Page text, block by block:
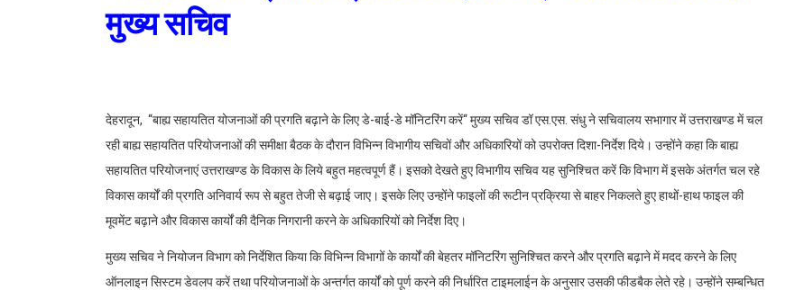
मुख्य सचिव
देहरादून, ‘‘बाह्य सहायतित योजनाओं की प्रगति बढ़ाने के लिए डे-बाई-डे मॉनिटरिंग करें‘‘ मुख्य सचिव डॉ एस.एस. संधु ने सचिवालय सभागार में उत्तराखण्ड में चल
रही बाह्य सहायतित परियोजनाओं की समीक्षा बैठक के दौरान विभिन्न विभागीय सचिवों और अधिकारियों को उपरोक्त दिशा-निर्देश दिये। उन्होंने कहा कि बाह्य
सहायतित परियोजनाएं उत्तराखण्ड के विकास के लिये बहुत महत्वपूर्ण हैं। इसको देखते हुए विभागीय सचिव यह सुनिश्चित करें कि विभाग में इसके अंतर्गत चल रहे
विकास कार्यों की प्रगति अनिवार्य रूप से बहुत तेजी से बढ़ाई जाए। इसके लिए उन्होंने फाइलों की रूटीन प्रक्रिया से बाहर निकलते हुए हाथों-हाथ फाइल की
मूवमेंट बढ़ाने और विकास कार्यों की दैनिक निगरानी करने के अधिकारियों को निर्देश दिए।
मुख्य सचिव ने नियोजन विभाग को निर्देशित किया कि विभिन्न विभागों के कार्यों की बेहतर मॉनिटरिंग सुनिश्चित करने और प्रगति बढ़ाने में मदद करने के लिए
ऑनलाइन सिस्टम डेवलप करें तथा परियोजनाओं के अन्तर्गत कार्यों को पूर्ण करने की निर्धारित टाइमलाईन के अनुसार उसकी फीडबैक लेते रहे। उन्होंने सम्बन्धित